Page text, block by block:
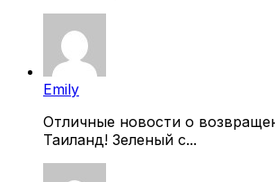
Emily
Отличные новости о
Таиланд! Зеленый с...